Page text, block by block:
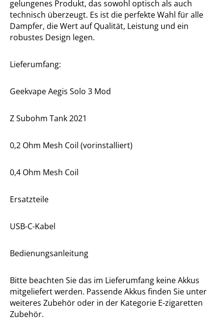
gelungenes Produkt, das sowohl optisch als auch
technisch überzeugt. Es ist die perfekte Wahl für alle
Dampfer, die Wert auf Qualität, Leistung und ein
robustes Design legen.
Lieferumfang:
Geekvape Aegis Solo 3 Mod
Z Subohm Tank 2021
0,2 Ohm Mesh Coil (vorinstalliert)
0,4 Ohm Mesh Coil
Ersatzteile
USB-C-Kabel
Bedienungsanleitung
Bitte beachten Sie das im Lieferumfang keine Akkus
mitgeliefert werden. Passende Akkus finden Sie unter
weiteres Zubehör oder in der Kategorie E-zigaretten
Zubehör.